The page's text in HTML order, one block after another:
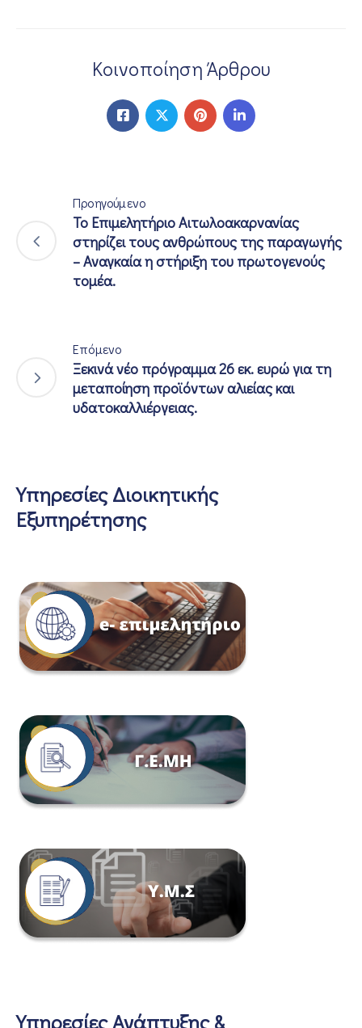
Κοινοποίηση Άρθρου
Προηγούμενο
Το Επιμελητήριο Αιτωλοακαρνανίας
στηρίζει τους ανθρώπους της παραγωγής
– Αναγκαία η στήριξη του πρωτογενούς
τομέα.
Επόμενο
Ξεκινά νέο πρόγραμμα 26 εκ. ευρώ για τη
μεταποίηση προϊόντων αλιείας και
υδατοκαλλιέργειας.
Υπηρεσίες Διοικητικής
Εξυπηρέτησης
Υπηρεσίες Ανάπτυξης &